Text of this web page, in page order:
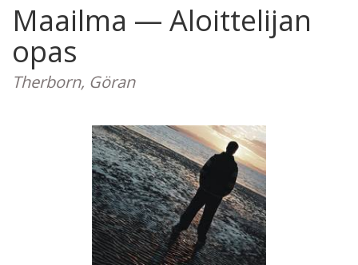
Maailma — Aloittelijan
opas
Therborn, Göran